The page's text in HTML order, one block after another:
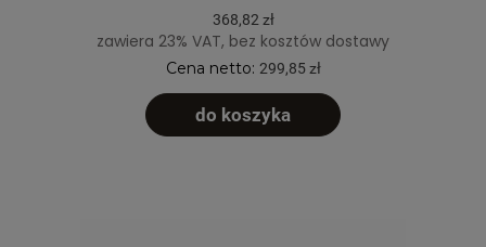
368,82 zł
zawiera 23% VAT, bez kosztów dostawy
Cena netto: 299,85 zł
do koszyka